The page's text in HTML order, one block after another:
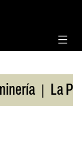
| La Pampa.